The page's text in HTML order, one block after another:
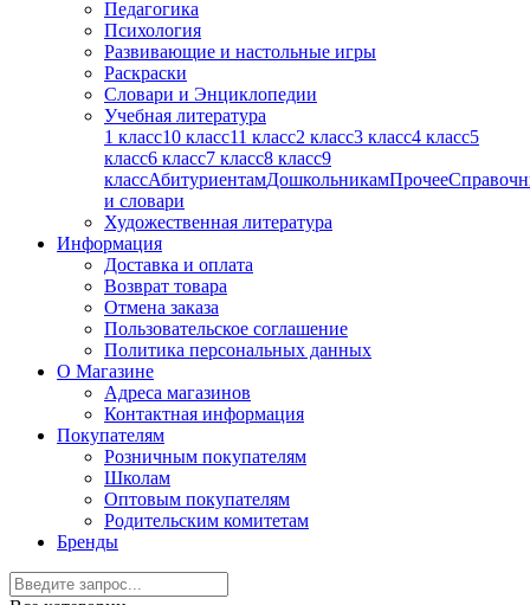
Педагогика
Психология
Развивающие и настольные игры
Раскраски
Словари и Энциклопедии
Учебная литература
1 класс10 класс11 класс2 класс3 класс4 класс5
класс6 класс7 класс8 класс9
классАбитуриентамДошкольникамПрочее
и словари
Художественная литература
Информация
Доставка и оплата
Возврат товара
Отмена заказа
Пользовательское соглашение
Политика персональных данных
О Магазине
Адреса магазинов
Контактная информация
Покупателям
Розничным покупателям
Школам
Оптовым покупателям
Родительским комитетам
Бренды